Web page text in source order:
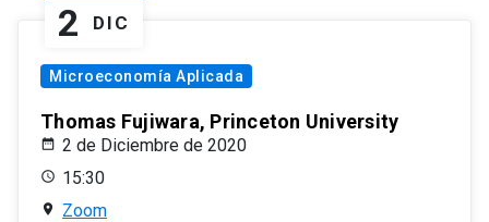
2 DIC
Microeconomía Aplicada
Thomas Fujiwara, Princeton University
2 de Diciembre de 2020
15:30
Zoom